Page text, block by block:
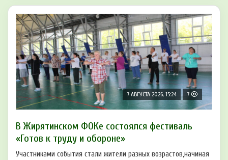
7 АВГУСТА 2026, 15:24 7
В Жирятинском ФОКе состоялся фестиваль
«Готов к труду и обороне»
Участниками события стали жители разных возрастов,начиная